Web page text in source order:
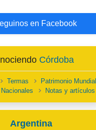
en Facebook
Córdoba
Termas
Patrimonio Mundial
Notas y artículos
Argentina